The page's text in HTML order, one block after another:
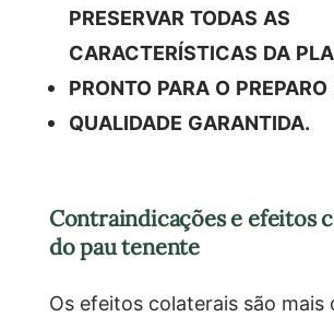
PRESERVAR TODAS AS
CARACTERÍSTICAS DA
PRONTO PARA O
QUALIDADE GARANTIDA.
Contraindicações e efeitos
do pau tenente
Os efeitos colaterais são mais